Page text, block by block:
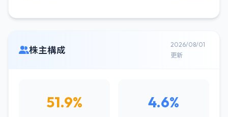
株主構成
2026/08/01
更新
51.9% 4.6%